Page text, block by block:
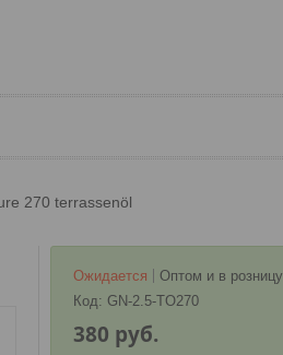
270 terrassenöl
Ожидается
Оптом и в розницу
Код: GN-2.5-TO270
380 руб.